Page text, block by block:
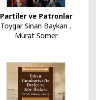
Partiler ve Patronlar
Toygar Sinan Baykan ,
Murat Somer